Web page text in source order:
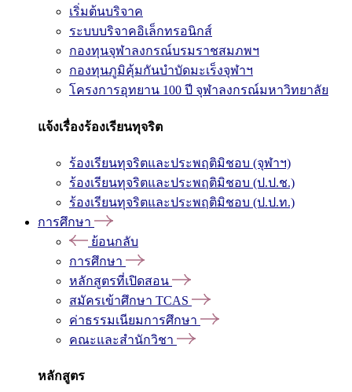
เริ่มต้นบริจาค
ระบบบริจาคอิเล็กทรอนิกส์
กองทุนจุฬาลงกรณ์บรมราชสมภพฯ
กองทุนภูมิคุ้มกันบำบัดมะเร็งจุฬาฯ
โครงการอุทยาน 100 ปี จุฬาลงกรณ์มหาวิทยาลัย
แจ้งเรื่องร้องเรียนทุจริต
ร้องเรียนทุจริตและประพฤติมิชอบ (จุฬาฯ)
ร้องเรียนทุจริตและประพฤติมิชอบ (ป.ป.ช.)
ร้องเรียนทุจริตและประพฤติมิชอบ (ป.ป.ท.)
การศึกษา
ย้อนกลับ
การศึกษา
หลักสูตรที่เปิดสอน
สมัครเข้าศึกษา TCAS
ค่าธรรมเนียมการศึกษา
คณะและสำนักวิชา
หลักสูตร